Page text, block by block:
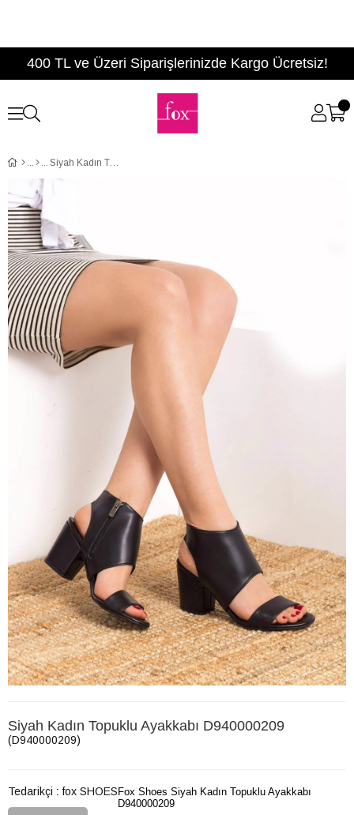
400 TL ve Üzeri Siparişlerinizde Kargo Ücretsiz!
Siyah Kadın Topuklu Ayakkabı D940000209
Siyah Kadın Topuklu Ayakkabı D940000209
(D940000209)
Tedarikçi : fox SHOES Fox Shoes Siyah Kadın Topuklu Ayakkabı
D940000209